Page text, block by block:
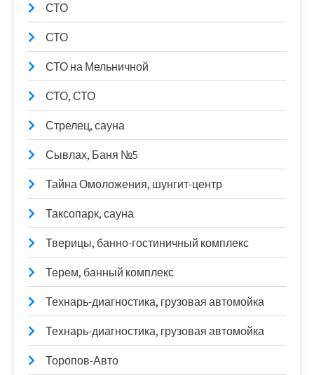
СТО
СТО
СТО на Мельничной
СТО, СТО
Стрелец, сауна
Сывлах, Баня №5
Тайна Омоложения, шунгит-центр
Таксопарк, сауна
Тверицы, банно-гостиничный комплекс
Терем, банный комплекс
Технарь-диагностика, грузовая автомойка
Технарь-диагностика, грузовая автомойка
Торопов-Авто